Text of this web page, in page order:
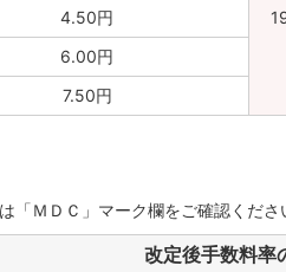
4.50円
6.00円
7.50円
「ＭＤＣ」マーク欄をご確認くださ
改定後手数料率